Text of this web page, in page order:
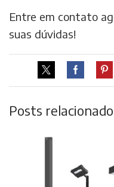
Entre em contato
suas dúvidas!
Posts